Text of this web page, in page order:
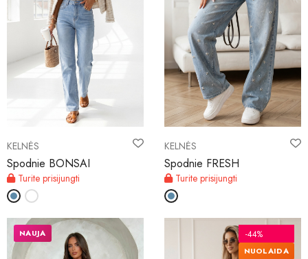
KELNĖS
Spodnie BONSAI
Turite prisijungti
KELNĖS
Spodnie FRESH
Turite prisijungti
NAUJA -44%
NUOLAIDA